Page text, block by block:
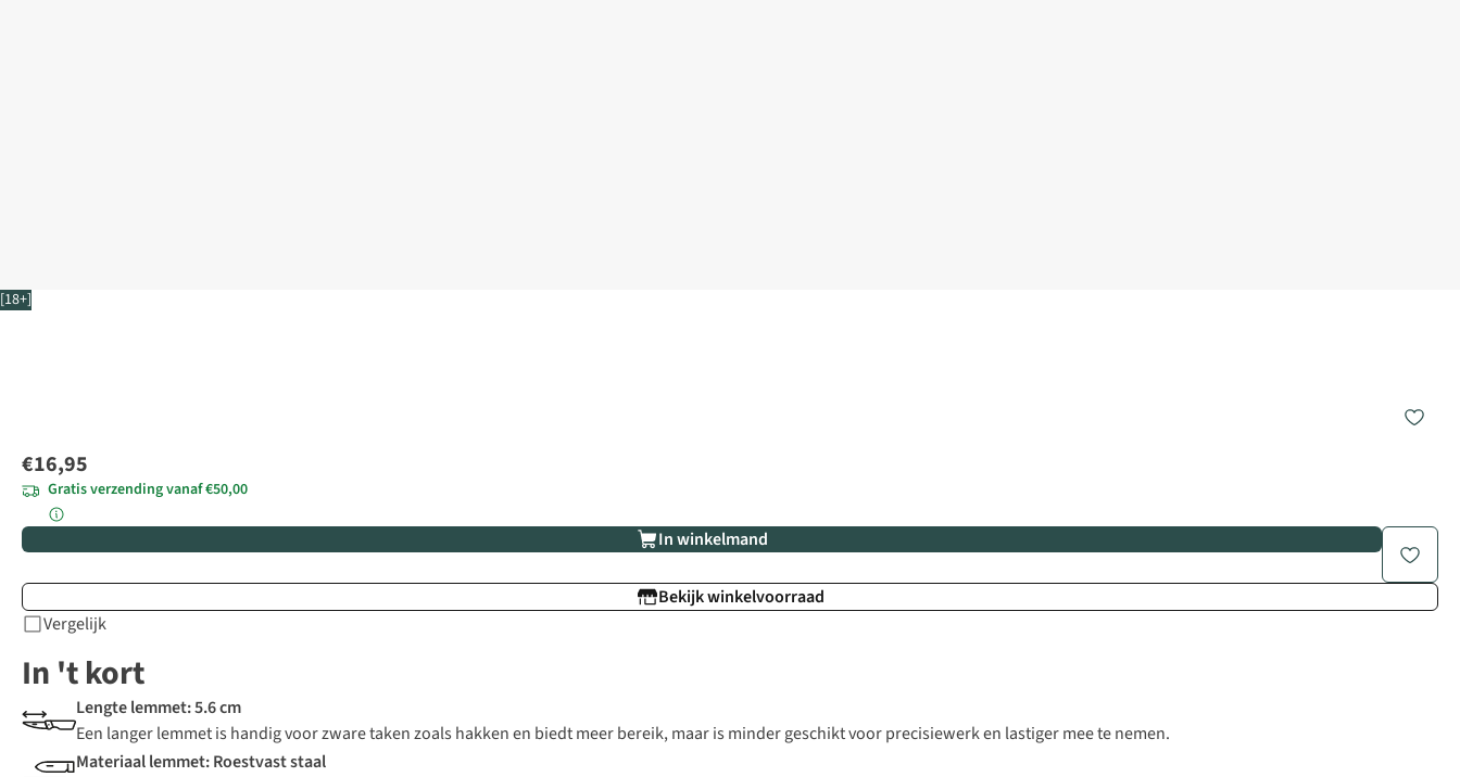
[18+]
€16,95
Gratis verzending vanaf €50,00
In winkelmand
Bekijk winkelvoorraad
Vergelijk
In 't kort
Lengte lemmet: 5.6 cm
Een langer lemmet is handig voor zware taken zoals hakken en biedt meer bereik, maar is minder geschikt voor precisiewerk en lastiger mee te nemen.
Materiaal lemmet: Roestvast staal